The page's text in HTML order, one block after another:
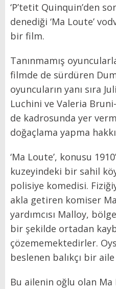
‘P’tetit Quinquin’den
denediği ‘Ma Loute’
bir film.
Tanınmamış
filmde de sürdüren
oyuncuların yanı sıra
Luchini ve Valeria
de kadrosunda yer
doğaçlama yapma hakkı
‘Ma Loute’, konusu
kuzeyindeki bir sahil
polisiye komedisi.
akla getiren komiser
yardımcısı Malloy,
bir şekilde ortadan
çözememektedirler.
beslenen balıkçı bir aile
Bu ailenin oğlu olan Ma